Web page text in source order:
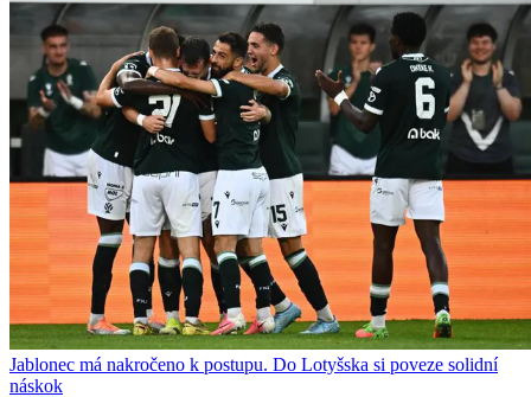
Jablonec má nakročeno k postupu. Do Lotyšska si poveze solidní
náskok